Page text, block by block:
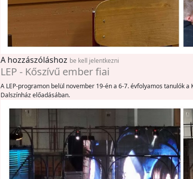
A hozzászóláshoz be kell jelentkezni
LEP - Kőszívű ember fiai
A LEP-programon belül november 19-én a 6-7. évfolyamos tanulók
Dalszínház előadásában.